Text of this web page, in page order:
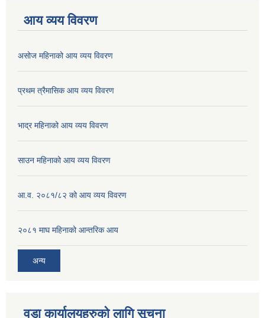
आय व्यय विवरण
असोज महिनाको आय व्यय विवरण
प्रथम त्रैमासिक आय व्यय विवरण
भाद्र महिनाको आय व्यय विवरण
साउन महिनाको आय व्यय विवरण
आ.व. २०८१/८२ को आय व्यय विवरण
२०८१ माघ महिनाको आन्तरिक आय
अन्य
वडा कार्यालयहरुको लागि सूचना